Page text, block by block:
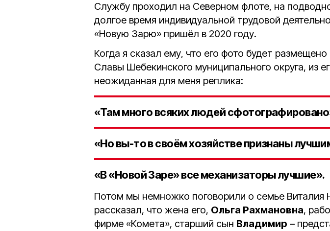
Службу проходил на Северном флоте, на
долгое время индивидуальной трудовой
«Новую Зарю» пришёл в 2020 году.
Когда я сказал ему, что его фото будет
Славы Шебекинского муниципального округа, из
неожиданная для меня реплика:
«Там много всяких людей
«Но вы-то в своём хозяйстве признаны
«В «Новой Заре» все механизаторы лучшие».
Потом мы немножко поговорили о семье Виталия
рассказал, что жена его, Ольга Рахмановна,
фирме «Комета», старший сын Владимир –